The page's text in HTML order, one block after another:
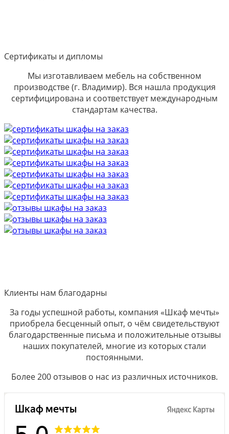
Сертификаты и дипломы
Мы изготавливаем мебель на собственном
производстве (г. Владимир). Вся нашла продукция
сертифицирована и соответствует международным
стандартам качества.
Клиенты нам благодарны
За годы успешной работы, компания «Шкаф мечты»
приобрела бесценный опыт, о чём свидетельствуют
благодарственные письма и положительные отзывы
наших покупателей, многие из которых стали
постоянными.
Более 200 отзывов о нас из различных источников.